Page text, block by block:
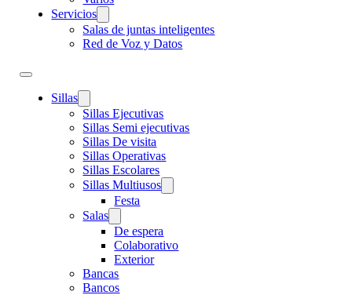
Servicios
Salas de juntas inteligentes
Red de Voz y Datos
Sillas
Sillas Ejecutivas
Sillas Semi ejecutivas
Sillas De visita
Sillas Operativas
Sillas Escolares
Sillas Multiusos
Festa
Salas
De espera
Colaborativo
Exterior
Bancas
Bancos